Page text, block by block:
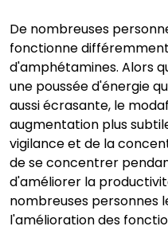
De nombreuses
fonctionne
d'amphétamines. Alors
une poussée d'énergie
aussi écrasante, le
augmentation plus
vigilance et de la
de se concentrer
d'améliorer la
nombreuses personnes
l'amélioration des